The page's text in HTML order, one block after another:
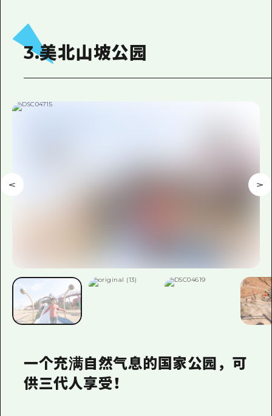
3.美北山坡公园
一个充满自然气息的国家公园，可
供三代人享受！